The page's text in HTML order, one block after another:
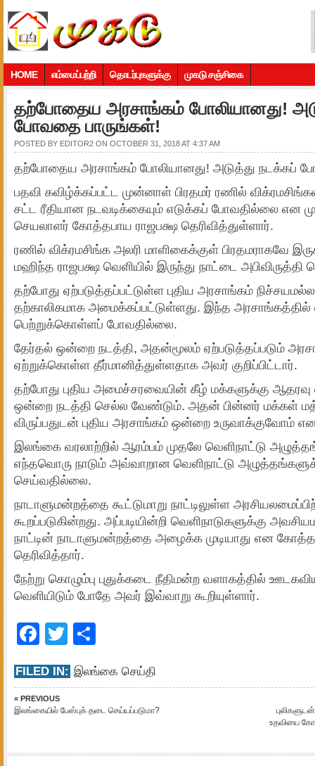
HOME எம்மைப்பற்றி தொடர்புகளுக்கு முகடு சஞ்சிகை
தற்போதைய அரசாங்கம் போலியானது!
போவதை பாருங்கள்!
POSTED BY EDITOR2 ON OCTOBER 31, 2018 AT 4:37 AM
தற்போதைய அரசாங்கம் போலியானது! அடுத்து நடக்கப்
பதவி கவிழ்க்கப்பட்ட முன்னாள் பிரதமர் ரணில்
சட்ட ரீதியான நடவடிக்கையும் எடுக்கப் போவதில்லை என
செயலாளர் கோத்தபாய ராஜபக்ஷ தெரிவித்துள்ளார்.
ரணில் விக்ரமசிங்க அலரி மாளிகைக்குள் பிரதமராகவே
மஹிந்த ராஜபக்ஷ வெளியில் இருந்து நாட்டை அபிவிருத்தி
தற்போது ஏற்படுத்தப்பட்டுள்ள புதிய அரசாங்கம்
தற்காலிகமாக அமைக்கப்பட்டுள்ளது. இந்த
பெற்றுக்கொள்ளப் போவதில்லை.
தேர்தல் ஒன்றை நடத்தி, அதன்மூலம் ஏற்படுத்தப்படும்
ஏற்றுக்கொள்ள தீர்மானித்துள்ளதாக அவர் குறிப்பிட்டார்.
தற்போது புதிய அமைச்சரவையின் கீழ் மக்களுக்கு
ஒன்றை நடத்தி செல்ல வேண்டும். அதன் பின்னர் மக்கள்
விருப்பதுடன் புதிய அரசாங்கம் ஒன்றை உருவாக்குவோம் என
இலங்கை வரலாற்றில் ஆரம்பம் முதலே வெளிநாட்டு
எந்தவொரு நாடும் அவ்வாறான வெளிநாட்டு
செய்வதில்லை.
நாடாளுமன்றத்தை கூட்டுமாறு நாட்டிலுள்ள
கூறப்படுகின்றது. அப்படியின்றி வெளிநாடுகளுக்கு
நாட்டின் நாடாளுமன்றத்தை அழைக்க முடியாது என
தெரிவித்தார்.
நேற்று கொழும்பு புதுக்கடை நீதிமன்ற வளாகத்தில்
வெளியிடும் போதே அவர் இவ்வாறு கூறியுள்ளார்.
Facebook
Twitter
FILED IN: இலங்கை செய்தி
« PREVIOUS
இலங்கையில் பேஸ்புக் தடை செய்யப்படுமா?
உதவியை